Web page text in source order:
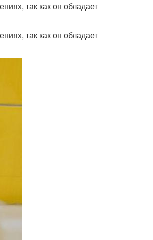
так как он обладает
так как он обладает